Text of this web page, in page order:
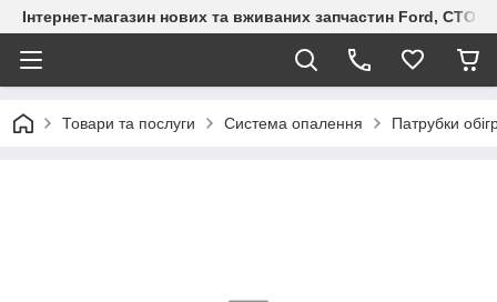
Інтернет-магазин нових та вживаних запчастин Ford, СТО
Товари та послуги Система опалення Патрубки